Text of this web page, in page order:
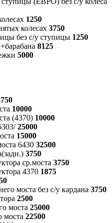
1250
колесах 3750
без с/у ступицы 1250
8125
5000
10000
(4370) 10000
25000
15000
6430 32500
3750
ср.моста 3750
4370 1875
моста без с/у кардана 3750
2500
моста 25000
моста 22500